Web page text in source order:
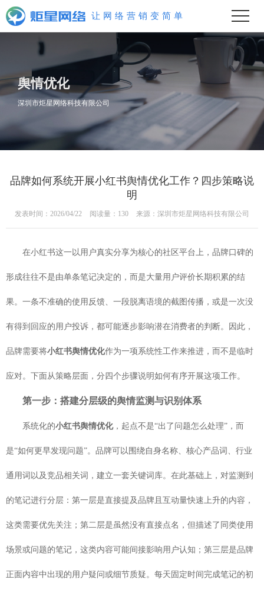
让
舆情优化
深圳市炬星网络科技有限公司
品牌如何系统开展小红书舆情优化工作？四步策略说
明
发表时间：2026/04/22 阅读量：130 来源：深圳市炬星网络科技有限公司
在小红书这一以用户真实分享为核心的社区平台上，品牌口碑的
形成往往不是由单条笔记决定的，而是大量用户评价长期积累的结
果。一条不准确的使用反馈、一段脱离语境的截图传播，或是一次没
有得到回应的用户投诉，都可能逐步影响潜在消费者的判断。因此，
品牌需要将小红书舆情优化作为一项系统性工作来推进，而不是临时
应对。下面从策略层面，分四个步骤说明如何有序开展这项工作。
第一步：搭建分层级的舆情监测与识别体系
系统化的小红书舆情优化，起点不是“出了问题怎么处理”，而
是“如何更早发现问题”。品牌可以围绕自身名称、核心产品词、行业
通用词以及竞品相关词，建立一套关键词库。在此基础上，对监测到
的笔记进行分层：第一层是直接提及品牌且互动量快速上升的内容，
这类需要优先关注；第二层是虽然没有直接点名，但描述了同类使用
场景或问题的笔记，这类内容可能间接影响用户认知；第三层是品牌
正面内容中出现的用户疑问或细节质疑。每天固定时间完成笔记的初